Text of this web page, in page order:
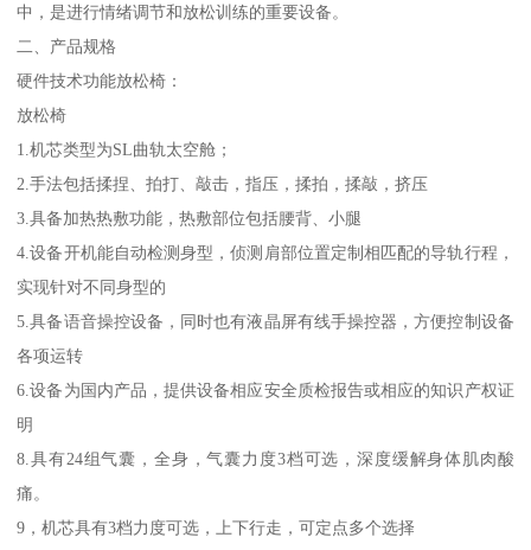
中，是进行情绪调节和放松训练的重要设备。
二、产品规格
硬件技术功能放松椅：
放松椅
1.机芯类型为SL曲轨太空舱；
2.手法包括揉捏、拍打、敲击，指压，揉拍，揉敲，挤压
3.具备加热热敷功能，热敷部位包括腰背、小腿
4.设备开机能自动检测身型，侦测肩部位置定制相匹配的导轨行程，
实现针对不同身型的
5.具备语音操控设备，同时也有液晶屏有线手操控器，方便控制设备
各项运转
6.设备为国内产品，提供设备相应安全质检报告或相应的知识产权证
明
8.具有24组气囊，全身，气囊力度3档可选，深度缓解身体肌肉酸
痛。
9，机芯具有3档力度可选，上下行走，可定点多个选择